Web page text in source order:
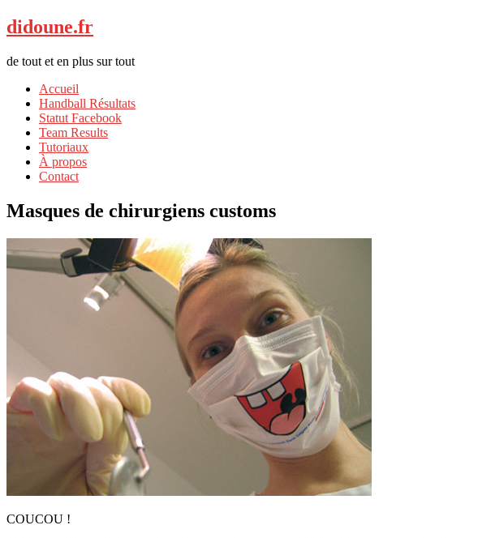
didoune.fr
de tout et en plus sur tout
Accueil
Handball Résultats
Statut Facebook
Team Results
Tutoriaux
À propos
Contact
Masques de chirurgiens customs
COUCOU !